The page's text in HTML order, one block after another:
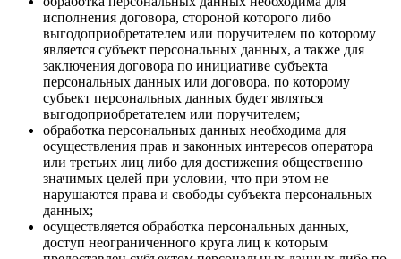
исполнения договора, стороной которого либо
выгодоприобретателем или поручителем по которому
является субъект персональных данных, а также для
заключения договора по инициативе субъекта
персональных данных или договора, по которому
субъект персональных данных будет являться
выгодоприобретателем или поручителем;
обработка персональных данных необходима для
осуществления прав и законных интересов оператора
или третьих лиц либо для достижения общественно
значимых целей при условии, что при этом не
нарушаются права и свободы субъекта персональных
данных;
осуществляется обработка персональных данных,
доступ неограниченного круга лиц к которым